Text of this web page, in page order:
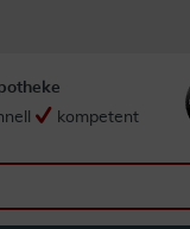
kompetent